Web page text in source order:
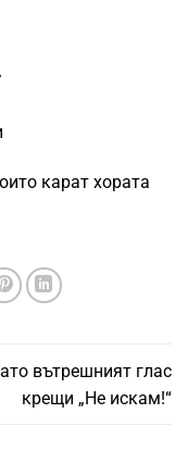
карат хората
вътрешният глас
крещи „Не искам!“